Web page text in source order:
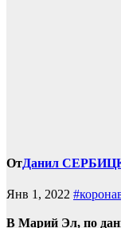
ОтДанил
Янв 1, 2022
В Марий Эл, по